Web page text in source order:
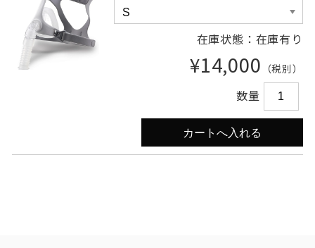
在庫状態：在庫有り
¥14,000 （税別）
数量